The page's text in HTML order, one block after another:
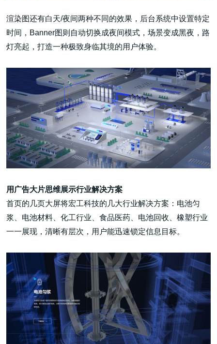
渲染图还有白天/夜间两种不同的效果，后台系统中设置特定
时间，Banner图则自动切换成夜间模式，场景变成黑夜，路
灯亮起，打造一种极致身临其境的用户体验。
用广告大片思维展示行业解决方案
首页的几页大屏将宏工科技的几大行业解决方案：电池匀
浆、电池材料、化工行业、食品医药、电池回收、橡塑行业
一一展现，清晰有层次，用户能迅速锁定信息目标。